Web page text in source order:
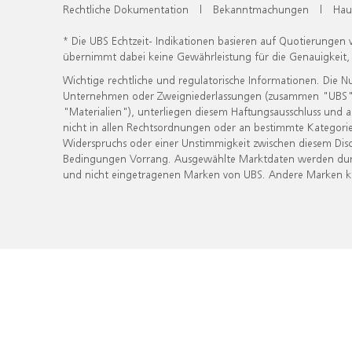
Rechtliche Dokumentation | Bekanntmachungen |
* Die UBS Echtzeit- Indikationen basieren auf
übernimmt dabei keine Gewährleistung für die
Wichtige rechtliche und regulatorische Informationen. Die
Unternehmen oder Zweigniederlassungen (zusammen
"Materialien"), unterliegen diesem Haftungsausschluss
nicht in allen Rechtsordnungen oder an bestimmte
Widerspruchs oder einer Unstimmigkeit zwischen diesem
Bedingungen Vorrang. Ausgewählte Marktdaten werden
und nicht eingetragenen Marken von UBS. Andere Marken